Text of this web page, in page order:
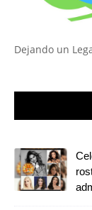
Dejando un